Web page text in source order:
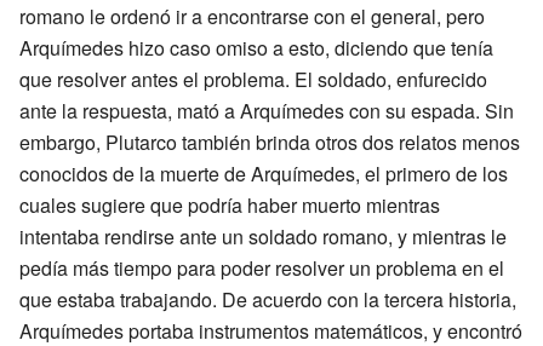
romano le ordenó ir a encontrarse con el general, pero
Arquímedes hizo caso omiso a esto, diciendo que tenía
que resolver antes el problema. El soldado, enfurecido
ante la respuesta, mató a Arquímedes con su espada. Sin
embargo, Plutarco también brinda otros dos relatos menos
conocidos de la muerte de Arquímedes, el primero de los
cuales sugiere que podría haber muerto mientras
intentaba rendirse ante un soldado romano, y mientras le
pedía más tiempo para poder resolver un problema en el
que estaba trabajando. De acuerdo con la tercera historia,
Arquímedes portaba instrumentos matemáticos, y encontró